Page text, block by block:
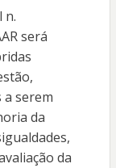
n.
será
a serem
da
da